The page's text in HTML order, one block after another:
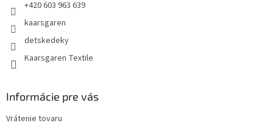
+420 603 963 639
kaarsgaren
detskedeky
Kaarsgaren Textile
Informácie pre vás
Vrátenie tovaru